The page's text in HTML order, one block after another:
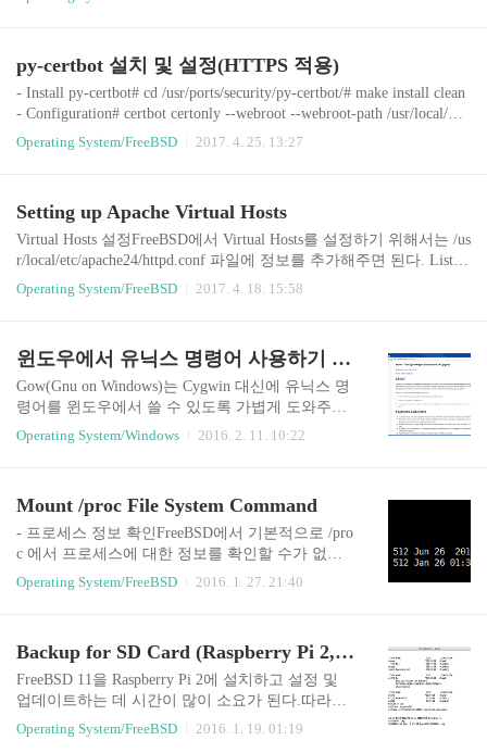
도록 /etc/rc.conf 파일에 내용 추가 (로깅, 설정파일도 지정)# vi /etc/r
=1net.inet.ip.fw.verbose_limit=5 방화벽 설정(우선 순위가 높은 규칙
이 우선적으로 적용되기 때문에 목적에 따라 순위를 지정)# vi /etc/fi
r..
py-certbot 설치 및 설정(HTTPS 적용)
- Install py-certbot# cd /usr/ports/security/py-certbot/# make install clean
- Configuration# certbot certonly --webroot --webroot-path /usr/local/ww
w/apache24/data/ -d do9.kr -d www.do9.kr# certbot certonly --webroot --
webroot-path /usr/local/www/apache24/rnd/ -d rnd.do9.kr httpd.conf 파
Operating System/FreeBSD 2017. 4. 25. 13:27
Setting up Apache Virtual Hosts
Virtual Hosts 설정FreeBSD에서 Virtual Hosts를 설정하기 위해서는 /us
r/local/etc/apache24/httpd.conf 파일에 정보를 추가해주면 된다. Listen
80 ServerName www.do9.krDocumentRoot /usr/local/www/apache24/dat
a/ ServerName rnd.do9.krDocumentRoot /usr/local/www/apache24/rnd/
e apache24 restart 도메인으로 접속하기 위해서 서브도메인 추가가
필요하다.
Operating System/FreeBSD 2017. 4. 18. 15:58
윈도우에서 유닉스 명령어 사용하기 (Gow, Gnu on Windows)
Gow(Gnu on Windows)는 Cygwin 대신에 유닉스 명
령어를 윈도우에서 쓸 수 있도록 가볍게 도와주는
도구이다. 개발자 GitHub:https://github.com/bmatzell
e/gow Download 선택 Gow-0.8.0.exe 다운로드 후 설
Operating System/Windows 2016. 2. 11. 10:22
Mount /proc File System Command
- 프로세스 정보 확인FreeBSD에서 기본적으로 /pro
c 에서 프로세스에 대한 정보를 확인할 수가 없다.
mount 해보면 procfs가 없는 것을 볼 수 있다. # mou
nt -t procfs proc /procmount 해주고 난 다음 다시 확
스에 대한 정보를 확인할 수 있다. - 파일 시스템 테
이블에 추가하기# vi /etc/fstab proc /proc procfs rw 0
0 를 추가해주면 시스템을 시작할 때마다 자동으로
Operating System/FreeBSD 2016. 1. 27. 21:40
Backup for SD Card (Raspberry Pi 2, FreeBSD 11)
FreeBSD 11을 Raspberry Pi 2에 설치하고 설정 및
업데이트하는 데 시간이 많이 소요가 된다.따라서,
설정을 마치고 나서 백업을 해두면 조금 더 편하게
초기 상태로 되돌릴 수 있다.방법은 FreeBSD 11을
Operating System/FreeBSD 2016. 1. 19. 01:19